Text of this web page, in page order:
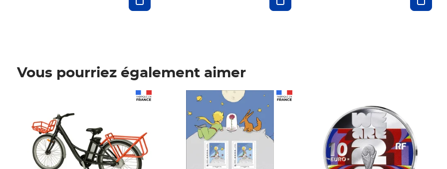
Vous pourriez également aimer
Prix 7,50€